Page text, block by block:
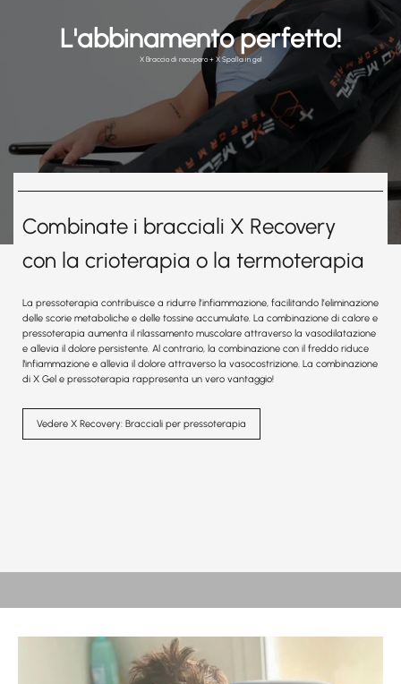
L'abbinamento perfetto!
X Braccio di recupero + X Spalla in gel
Combinate i bracciali X Recovery
con la crioterapia o la termoterapia
La pressoterapia contribuisce a ridurre l’infiammazione, facilitando l’eliminazione
delle scorie metaboliche e delle tossine accumulate. La combinazione di calore e
pressoterapia aumenta il rilassamento muscolare attraverso la vasodilatazione
e allevia il dolore persistente. Al contrario, la combinazione con il freddo riduce
l'infiammazione e allevia il dolore attraverso la vasocostrizione. La combinazione
di X Gel e pressoterapia rappresenta un vero vantaggio!
Vedere X Recovery: Bracciali per pressoterapia
CALDO O FREDDO?